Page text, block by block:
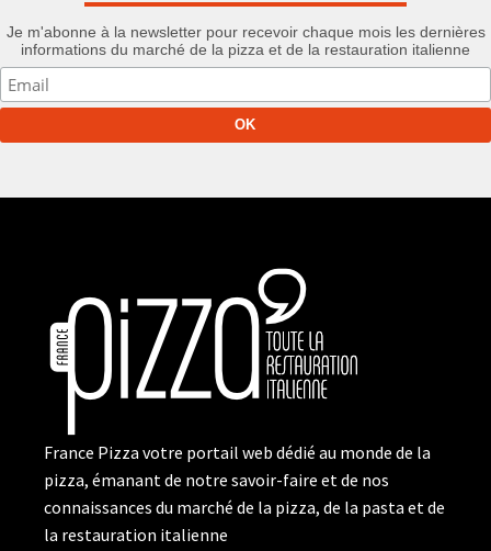
Je m'abonne à la newsletter pour recevoir chaque mois les dernières
informations du marché de la pizza et de la restauration italienne
France Pizza votre portail web dédié au monde de la
pizza, émanant de notre savoir-faire et de nos
connaissances du marché de la pizza, de la pasta et de
la restauration italienne